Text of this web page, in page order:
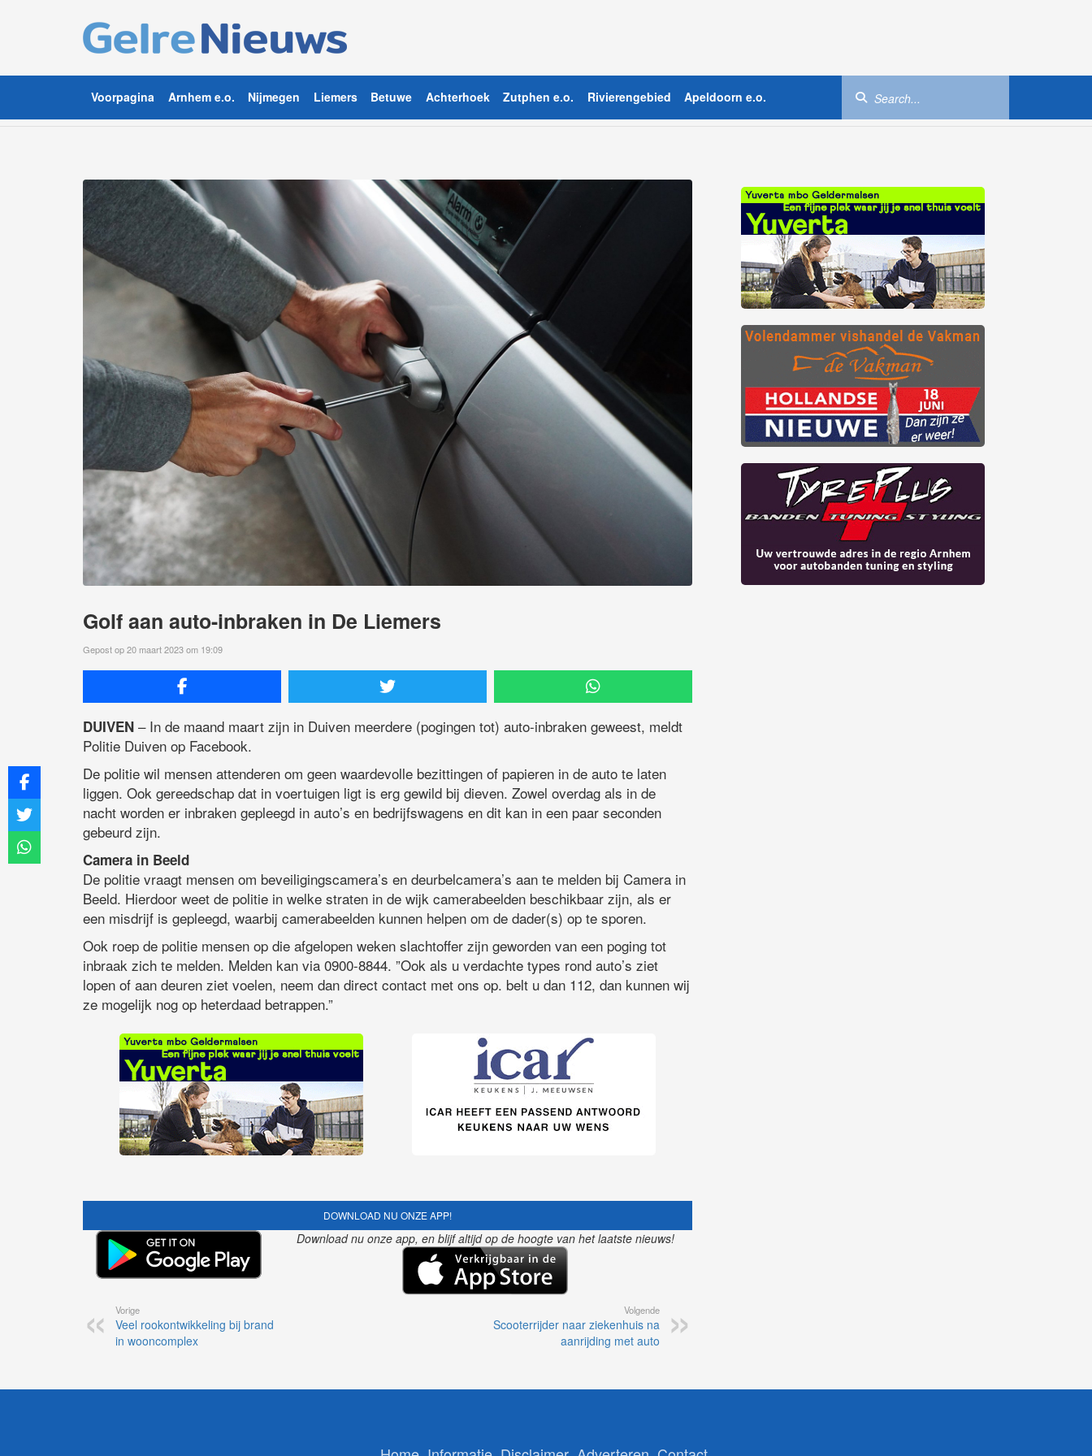
Voorpagina Arnhem e.o. Nijmegen Liemers Betuwe Achterhoek Zutphen e.o. Rivierengebied Apeldoorn e.o.
Golf aan auto-inbraken in De Liemers
Gepost op 20 maart 2023 om 19:09
DUIVEN – In de maand maart zijn in Duiven meerdere (pogingen tot) auto-inbraken geweest, meldt
Politie Duiven op Facebook.
De politie wil mensen attenderen om geen waardevolle bezittingen of papieren in de auto te laten
liggen. Ook gereedschap dat in voertuigen ligt is erg gewild bij dieven. Zowel overdag als in de
nacht worden er inbraken gepleegd in auto’s en bedrijfswagens en dit kan in een paar seconden
gebeurd zijn.
Camera in Beeld
De politie vraagt mensen om beveiligingscamera’s en deurbelcamera’s aan te melden bij Camera in
Beeld. Hierdoor weet de politie in welke straten in de wijk camerabeelden beschikbaar zijn, als er
een misdrijf is gepleegd, waarbij camerabeelden kunnen helpen om de dader(s) op te sporen.
Ook roep de politie mensen op die afgelopen weken slachtoffer zijn geworden van een poging tot
inbraak zich te melden. Melden kan via 0900-8844. ”Ook als u verdachte types rond auto’s ziet
lopen of aan deuren ziet voelen, neem dan direct contact met ons op. belt u dan 112, dan kunnen wij
ze mogelijk nog op heterdaad betrappen.”
DOWNLOAD NU ONZE APP!
Download nu onze app, en blijf altijd op de hoogte van het laatste nieuws!
Vorige
Veel rookontwikkeling bij brand
in wooncomplex
Volgende
Scooterrijder naar ziekenhuis na
aanrijding met auto